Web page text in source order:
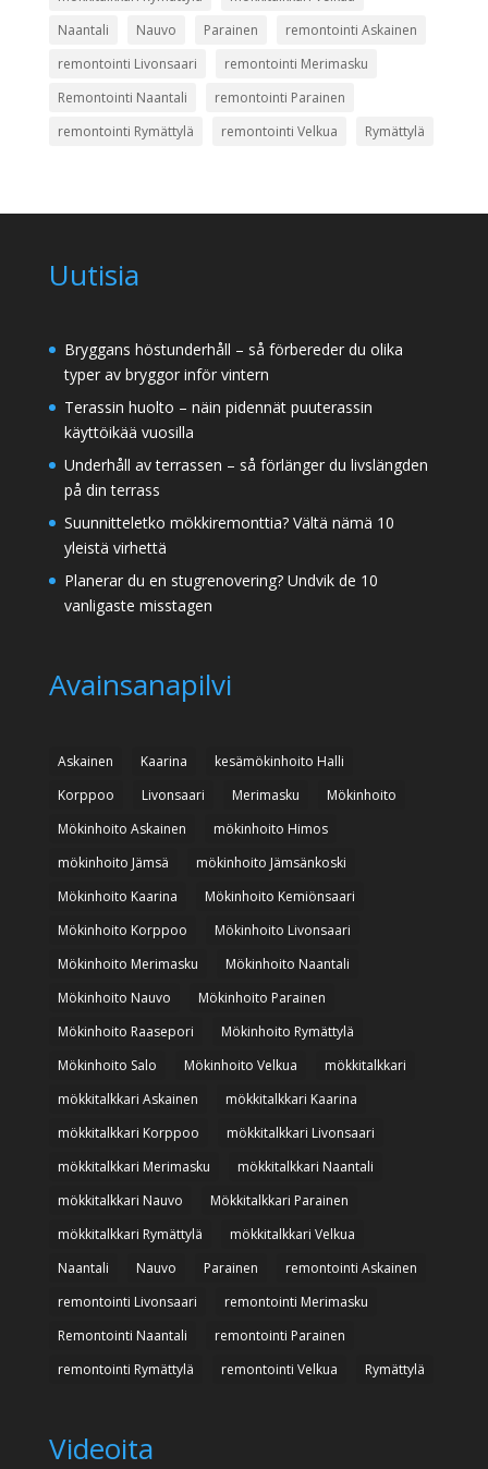
Naantali
Nauvo Parainen
remontointi Askainen
remontointi Livonsaari
remontointi Merimasku
Remontointi Naantali
remontointi Parainen
remontointi Rymättylä
remontointi Velkua Rymättylä
Uutisia
Bryggans höstunderhåll – så förbereder du olika
typer av bryggor inför vintern
Terassin huolto – näin pidennät puuterassin
käyttöikää vuosilla
Underhåll av terrassen – så förlänger du livslängden
på din terrass
Suunnitteletko mökkiremonttia? Vältä nämä 10
yleistä virhettä
Planerar du en stugrenovering? Undvik de 10
vanligaste misstagen
Avainsanapilvi
Askainen Kaarina
kesämökinhoito Halli
Korppoo
Livonsaari Merimasku
Mökinhoito
Mökinhoito Askainen
mökinhoito Himos
mökinhoito Jämsä
mökinhoito Jämsänkoski
Mökinhoito Kaarina
Mökinhoito Kemiönsaari
Mökinhoito Korppoo
Mökinhoito Livonsaari
Mökinhoito Merimasku
Mökinhoito Naantali
Mökinhoito Nauvo
Mökinhoito Parainen
Mökinhoito Raasepori
Mökinhoito Rymättylä
Mökinhoito Salo
Mökinhoito Velkua
mökkitalkkari
mökkitalkkari Askainen
mökkitalkkari Kaarina
mökkitalkkari Korppoo
mökkitalkkari Livonsaari
mökkitalkkari Merimasku
mökkitalkkari Naantali
mökkitalkkari Nauvo
Mökkitalkkari Parainen
mökkitalkkari Rymättylä
mökkitalkkari Velkua
Naantali
Nauvo Parainen
remontointi Askainen
remontointi Livonsaari
remontointi Merimasku
Remontointi Naantali
remontointi Parainen
remontointi Rymättylä
remontointi Velkua Rymättylä
Videoita